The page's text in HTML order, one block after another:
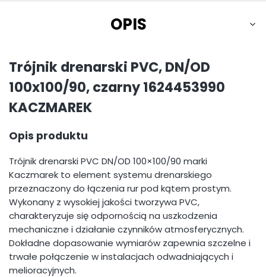
OPIS
Trójnik drenarski PVC, DN/OD
100x100/90, czarny 1624453990
KACZMAREK
Opis produktu
Trójnik drenarski PVC DN/OD 100×100/90 marki
Kaczmarek to element systemu drenarskiego
przeznaczony do łączenia rur pod kątem prostym.
Wykonany z wysokiej jakości tworzywa PVC,
charakteryzuje się odpornością na uszkodzenia
mechaniczne i działanie czynników atmosferycznych.
Dokładne dopasowanie wymiarów zapewnia szczelne i
trwałe połączenie w instalacjach odwadniających i
melioracyjnych.